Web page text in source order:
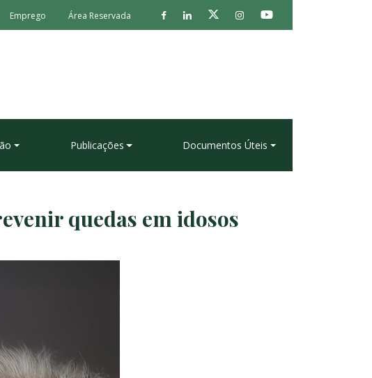
Emprego Área Reservada
Publicações Documentos Úteis
quedas em idosos